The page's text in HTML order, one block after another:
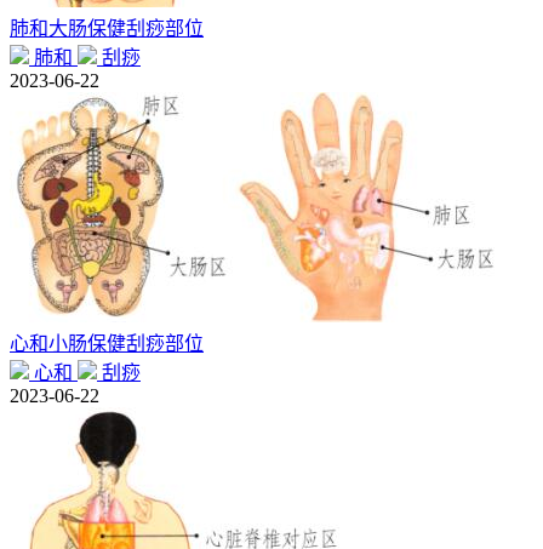
肺和大肠保健刮痧部位
肺和
刮痧
2023-06-22
心和小肠保健刮痧部位
心和
刮痧
2023-06-22